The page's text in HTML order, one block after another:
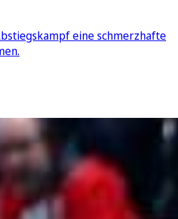
eine schmerzhafte